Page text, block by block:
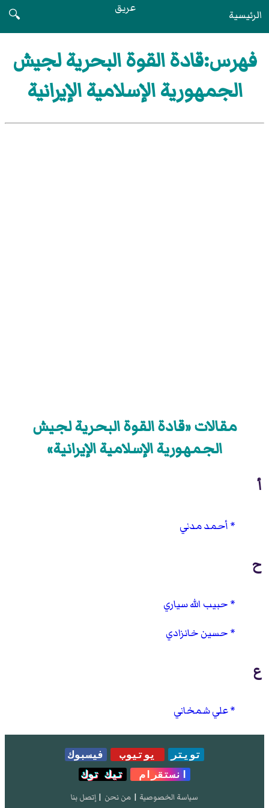
الرئيسية عريق
🔍
فهرس:قادة القوة البحرية لجيش
الجمهورية الإسلامية الإيرانية
مقالات «قادة القوة البحرية لجيش
الجمهورية الإسلامية الإيرانية»
أ
أحمد مدني
ح
حبيب الله سياري
حسين خانزادي
ع
علي شمخاني
تويتر يوتيوب
فيسبوك
انستقرام
تيك توك
سياسة الخصوصية | من نحن | إتصل بنا